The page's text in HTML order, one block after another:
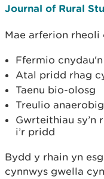
Journal of Rural
Mae arferion rheoli
Ffermio
Atal pridd rhag
Taenu bio-olosg
Treulio anaerobig
Gwrteithiau sy’n
i’r pridd
Bydd y rhain yn
cynnwys gwella